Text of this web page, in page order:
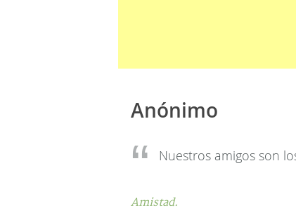
Anónimo
Nuestros amigos son
Amistad.